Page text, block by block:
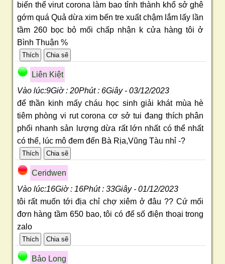
biến thể virut corona làm bao tỉnh thành khổ sở ghê
gớm quá Quả dừa xim bến tre xuất chậm lắm lấy lần
tầm 260 bọc bỏ mối chấp nhận k cửa hàng tôi ở
Bình Thuận %
Liên Kiệt
Vào lúc:9Giờ : 20Phút : 6Giây - 03/12/2023
để thần kinh mấy cháu học sinh giải khát mùa hè
tiêm phòng vi rut corona cơ sở tui đang thích phân
phối nhanh sản lượng dừa rất lớn nhất có thể nhất
có thể, lúc mô đem đến Bà Rịa,Vũng Tàu nhỉ -?
Ceridwen
Vào lúc:16Giờ : 16Phút : 33Giây - 01/12/2023
tôi rất muốn tới địa chỉ chợ xiêm ở đâu ?? Cứ mối
đơn hàng tầm 650 bao, tôi có để số điện thoại trong
zalo
Bảo Long